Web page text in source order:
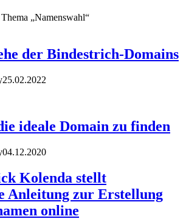
„Namenswahl“
der Bindestrich-Domains
25.02.2022
ideale Domain zu finden
04.12.2020
Kolenda stellt
Anleitung zur Erstellung
online